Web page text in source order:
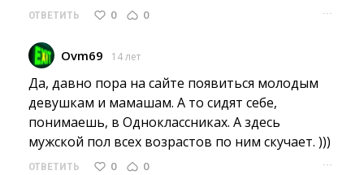
ОТВЕТИТЬ 0 0 ···
Ovm69 14 лет
Да, давно пора на сайте появиться молодым
девушкам и мамашам. А то сидят себе,
понимаешь, в Одноклассниках. А здесь
мужской пол всех возрастов по ним скучает. )))
ОТВЕТИТЬ 0 0 ···